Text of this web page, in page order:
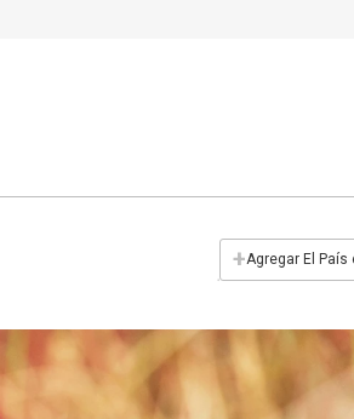
+Agregar El País